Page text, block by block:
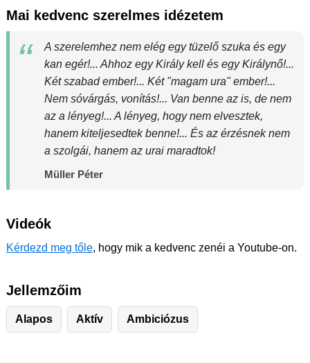
Mai kedvenc szerelmes idézetem
A szerelemhez nem elég egy tüzelő szuka és egy
kan egér!... Ahhoz egy Király kell és egy Királynő!...
Két szabad ember!... Két "magam ura" ember!...
Nem sóvárgás, vonítás!... Van benne az is, de nem
az a lényeg!... A lényeg, hogy nem elvesztek,
hanem kiteljesedtek benne!... És az érzésnek nem
a szolgái, hanem az urai maradtok!
Müller Péter
Videók
Kérdezd meg tőle, hogy mik a kedvenc zenéi a Youtube-on.
Jellemzőim
Alapos Aktív Ambiciózus